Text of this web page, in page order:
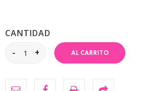
CANTIDAD
AL CARRITO